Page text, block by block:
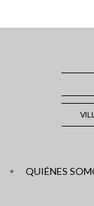
QUIÉNES